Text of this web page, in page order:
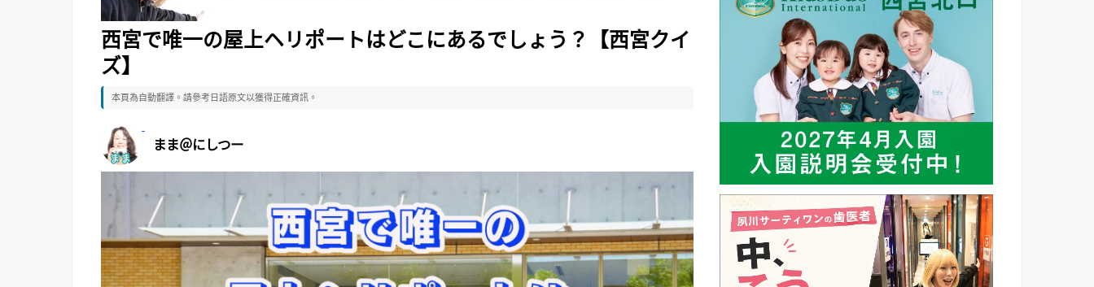
西宮で唯一の屋上ヘリポートはどこにあるでしょう？【西宮クイ
ズ】
本頁為自動翻譯。請參考日語原文以獲得正確資訊。
まま＠にしつー